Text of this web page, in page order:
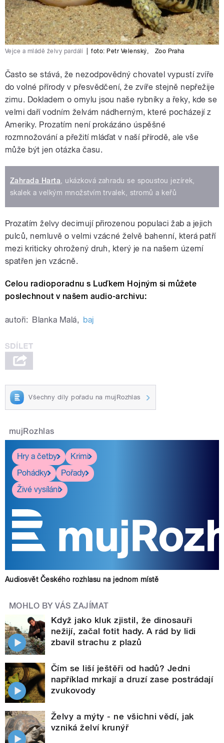
Vejce a mládě želvy pardálí foto: Petr Velenský, Zoo Praha
Často se stává, že nezodpovědný chovatel vypustí zvíře
do volné přírody v přesvědčení, že zvíře stejně nepřežije
zimu. Dokladem o omylu jsou naše rybníky a řeky, kde se
velmi daří vodním želvám nádherným, které pocházejí z
Ameriky. Prozatím není prokázáno úspěšné
rozmnožování a přežití mláďat v naší přírodě, ale vše
může být jen otázka času.
Zahrada Harta , ukázková zahradu se spoustou jezírek,
skalek a velkým množstvím trvalek, stromů a keřů
Prozatím želvy decimují přirozenou populaci žab a jejich
pulců, nemluvě o velmi vzácné želvě bahenní, která patří
mezi kriticky ohrožený druh, který je na našem území
spatřen jen vzácně.
Celou radioporadnu s Luďkem Hojným si můžete
poslechnout v našem audio-archivu:
autoři: Blanka Malá, baj
Všechny díly pořadu na mujRozhlas
mujRozhlas
Hry a četby
Krimi
Pohádky
Pořady
Živé vysílání
Audiosvět Českého rozhlasu na jednom místě
MOHLO BY VÁS ZAJÍMAT
Když jako kluk zjistil, že dinosauři
nežijí, začal fotit hady. A rád by lidi
zbavil strachu z plazů
Čím se liší ještěři od hadů? Jedni
například mrkají a druzí zase postrádají
zvukovody
Želvy a mýty - ne všichni vědí, jak
vzniká želví krunýř